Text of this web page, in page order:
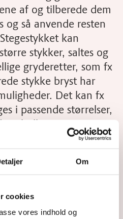
Om
cookies
vores indhold og
af og tilberede dem
og så anvende resten
kan
stykker, saltes og
gryderetter, som fx
stykke bryst har
Det kan fx
i passende størrelser,
til rillette.
ernæringsanprisninger